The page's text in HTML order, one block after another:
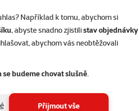
Například k tomu, abychom si
, abyste snadno zjistilistav objednávky
abychom vás neobtěžovali
se budeme chovat slušně.
Přijmout vše